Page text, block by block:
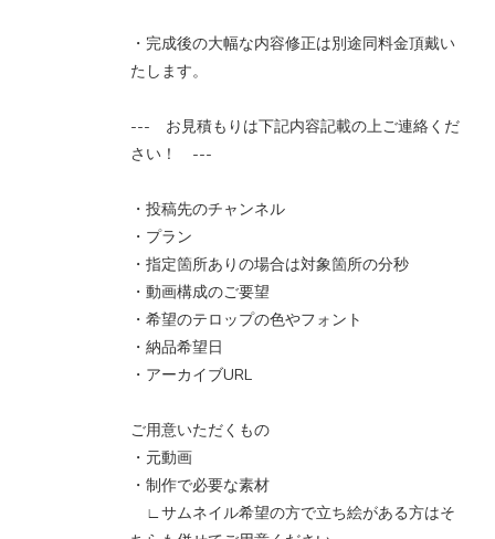
・完成後の大幅な内容修正は別途同料金頂戴い
たします。
--- お見積もりは下記内容記載の上ご連絡くだ
さい！ ---
・投稿先のチャンネル
・プラン
・指定箇所ありの場合は対象箇所の分秒
・動画構成のご要望
・希望のテロップの色やフォント
・納品希望日
・アーカイブURL
ご用意いただくもの
・元動画
・制作で必要な素材
∟サムネイル希望の方で立ち絵がある方はそ